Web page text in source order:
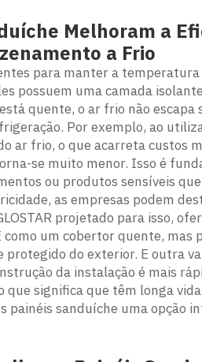
Melhoram a
a Frio
para manter a
possuem uma camada
quente, o ar frio não
Por exemplo, ao
ar frio, o que acarreta custos
se muito menor. Isso é
ou produtos sensíveis
as empresas podem
projetado para isso,
como um cobertor quente,
do exterior. E outra
da instalação é mais
que significa que têm longa
painéis sanduíche uma opção